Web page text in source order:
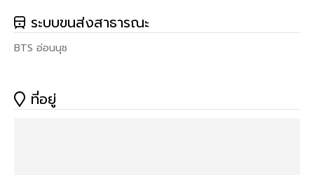
ระบบขนส่งสาธารณะ
BTS อ่อนนุช
ที่อยู่